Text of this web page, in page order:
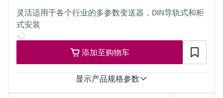
ProfibusDP
Modbus RS485
Modbus TCP
以太网
IP67
灵活适用于各个行业的多参数变送器，DIN导轨式和柜
式安装
添加至购物车
显示产品规格参数